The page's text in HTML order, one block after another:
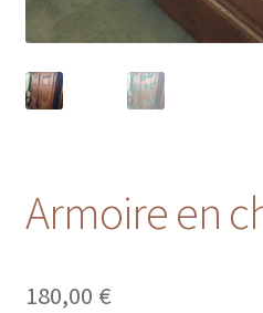
Armoire en
180,00 €